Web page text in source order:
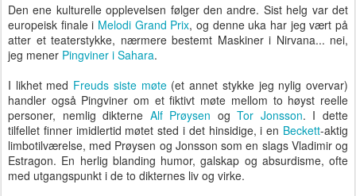
Den ene kulturelle opplevelsen følger den andre. Sist helg var det
europeisk finale i Melodi Grand Prix, og denne uka har jeg vært på
atter et teaterstykke, nærmere bestemt Maskiner i Nirvana... nei,
jeg mener Pingviner i Sahara.
I likhet med Freuds siste møte(et annet stykke jeg nylig overvar)
handler også Pingviner om et fiktivt møte mellom to høyst reelle
personer, nemlig dikterne Alf Prøysen ogTor Jonsson. I dette
tilfellet finner imidlertid møtet sted i det hinsidige, i en Beckett-aktig
limbotilværelse, med Prøysen og Jonsson som en slags Vladimir og
Estragon. En herlig blanding humor, galskap og absurdisme, ofte
med utgangspunkt i de to dikternes liv og virke.